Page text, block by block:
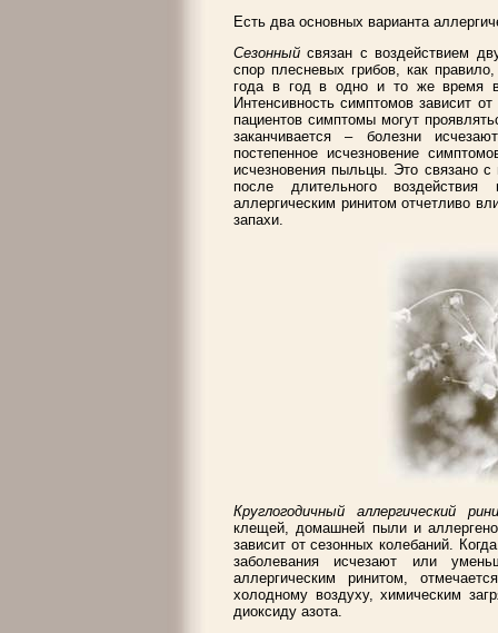
Есть два основных варианта
Сезонныйсвязан с воздействием
спор плесневых грибов, как
года в год в одно и то же время в
Интенсивность симптомов зависит
пациентов симптомы могут
заканчивается – болезни
постепенное исчезновение
исчезновения пыльцы. Это связано с
после длительного
аллергическим ринитом отчетливо
запахи.
Круглогодичный аллергический
клещей, домашней пыли и
зависит от сезонных колебаний.
заболевания исчезают или
аллергическим ринитом,
холодному воздуху, химическим
диоксиду азота.